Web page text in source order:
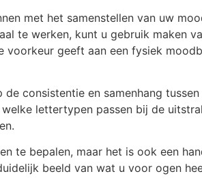
met het samenstellen van uw
te werken, kunt u gebruik maken
voorkeur geeft aan een fysiek
consistentie en samenhang
lettertypen passen bij de
te bepalen, maar het is ook een
beeld van wat u voor ogen